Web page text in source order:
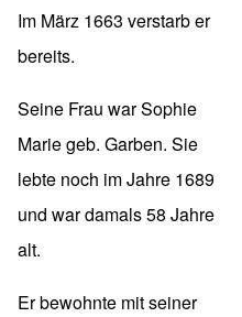
Im März 1663 verstarb er
bereits.
Seine Frau war Sophie
Marie geb. Garben. Sie
lebte noch im Jahre 1689
und war damals 58 Jahre
alt.
Er bewohnte mit seiner